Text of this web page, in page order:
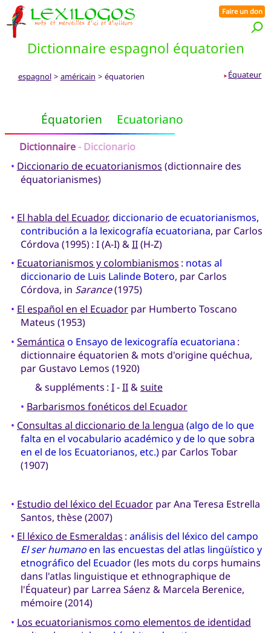
Dictionnaire espagnol équatorien
Faire un don
espagnol> américain > équatorien ➤ Équateur
Équatorien Ecuatoriano
Dictionnaire- Diccionario
• Diccionario de ecuatorianismos (dictionnaire des
équatorianismes)
• El habla del Ecuador, diccionario de ecuatorianismos,
contribución a la lexicografía ecuatoriana, par Carlos
Córdova (1995) : I (A-I) &II(H-Z)
• Ecuatorianismos y colombianismos : notas al
diccionario de Luis Lalinde Botero, par Carlos
Córdova, in Sarance(1975)
• El español en el Ecuadorpar Humberto Toscano
Mateus (1953)
• Semántica o Ensayo de lexicografía ecuatoriana :
dictionnaire équatorien & mots d'origine quéchua,
par Gustavo Lemos (1920)
& suppléments : I-II&suite
• Barbarismos fonéticos del Ecuador
• Consultas al diccionario de la lengua (algo de lo que
falta en el vocabulario académico y de lo que sobra
en el de los Ecuatorianos, etc.)par Carlos Tobar
(1907)
• Estudio del léxico del Ecuadorpar Ana Teresa Estrella
Santos, thèse (2007)
• El léxico de Esmeraldas : análisis del léxico del campo
El ser humanoen las encuestas del atlas lingüístico y
etnográfico del Ecuador(les mots du corps humains
dans l'atlas linguistique et ethnographique de
l'Équateur) par Larrea Sáenz & Marcela Berenice,
mémoire (2014)
• Los ecuatorianismos como elementos de identidad